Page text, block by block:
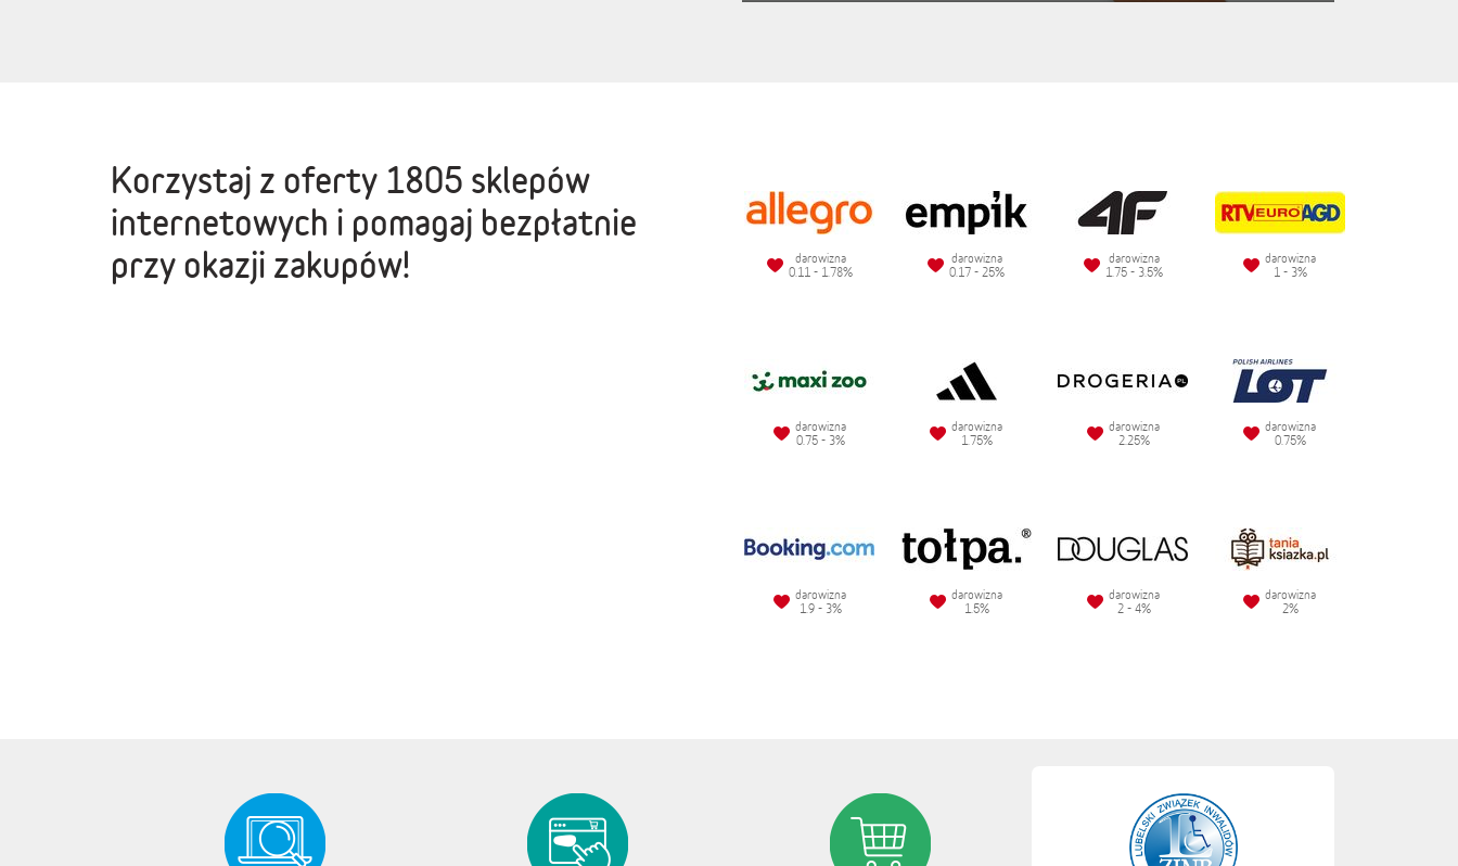
Korzystaj z oferty 1805 sklepów
internetowych i pomagaj bezpłatnie
przy okazji zakupów!
darowizna
0.11 - 1.78%
darowizna
0.17 - 25%
darowizna
1.75 - 3.5%
darowizna
1 - 3%
darowizna
0.75 - 3%
darowizna
1.75%
darowizna
2.25%
darowizna
0.75%
darowizna
1.9 - 3%
darowizna
1.5%
darowizna
2 - 4%
darowizna
2%